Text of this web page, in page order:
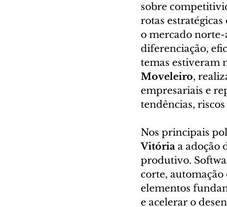
sobre
rotas
o mercado norte-
diferenciação,
temas estiveram
Moveleiro,
empresariais e
tendências,
Nos principais
Vitória a adoção
produtivo.
corte,
elementos
e acelerar o